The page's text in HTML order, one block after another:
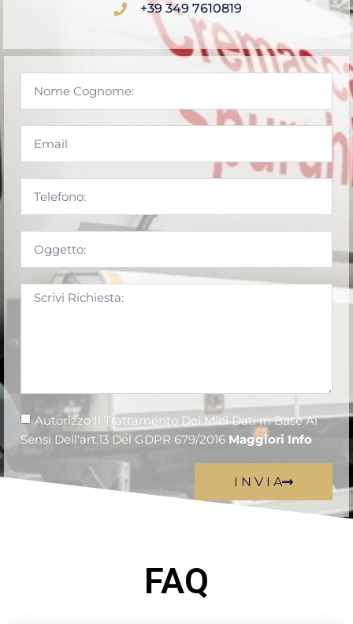
+39 349 7610819
Autorizzo Il Trattamento Dei Miei Dati In Base Ai
Sensi Dell'art.13 Del GDPR 679/2016 Maggiori Info
I N V I A
FAQ